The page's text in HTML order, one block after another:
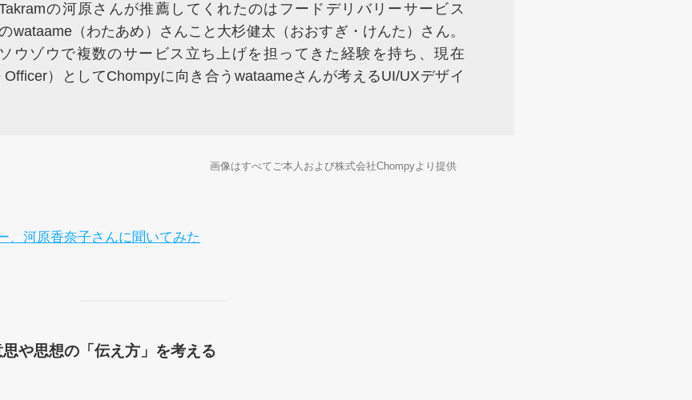
の河原さんが推薦してくれたのはフードデリバリーサービス
wataame（わたあめ）さんこと大杉健太（おおすぎ・けんた）さん。
ウゾウで複数のサービス立ち上げを担ってきた経験を持ち、現在
）としてChompyに向き合うwataameさんが考えるUI/UXデザイ
画像はすべてご本人および株式会社Chompyより提供
、河原香奈子さんに聞いてみた
や思想の「伝え方」を考える